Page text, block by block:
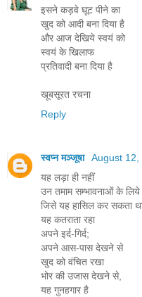
इसने कड़वे घूट पीने का
खुद को आदी बना दिया है
और आज देखिये स्वयं को
स्वयं के खिलाफ
प्रतिवादी बना दिया है
खूबसूरत रचना
Reply
स्वप्न मञ्जूषा August 12,
यह लड़ा ही नहीं
उन तमाम सम्भावनाओं के लिये
जिसे यह हासिल कर सकता
यह कतराता रहा
अपने इर्द-गिर्द;
अपने आस-पास देखने से
खुद को वंचित रखा
भोर की उजास देखने से,
यह गुनहगार है